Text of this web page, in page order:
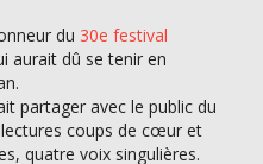
du 30e festival
aurait dû se tenir en
partager avec le public du
coups de cœur et
quatre voix singulières.